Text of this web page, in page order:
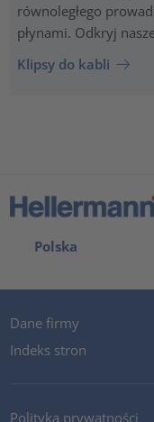
równoległego
płynami. Odkryj
Klipsy do kabli
Polska
Dane firmy
Indeks stron
Polityka prywatności